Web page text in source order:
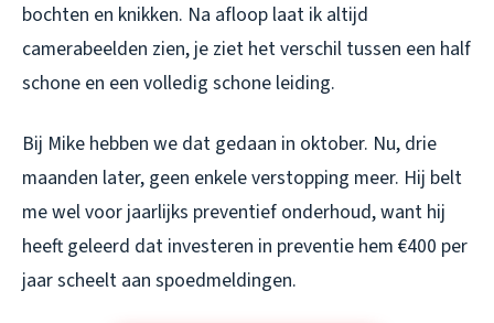
bochten en knikken. Na afloop laat ik altijd
camerabeelden zien, je ziet het verschil tussen een half
schone en een volledig schone leiding.
Bij Mike hebben we dat gedaan in oktober. Nu, drie
maanden later, geen enkele verstopping meer. Hij belt
me wel voor jaarlijks preventief onderhoud, want hij
heeft geleerd dat investeren in preventie hem €400 per
jaar scheelt aan spoedmeldingen.